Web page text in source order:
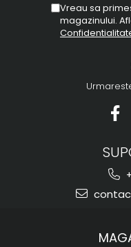
Vreau sa
magazinului.